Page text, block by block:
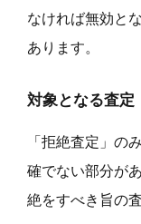
なければ無効と
あります。
対象となる査定
「拒絶査定」の
確でない部分が
絶をすべき旨の